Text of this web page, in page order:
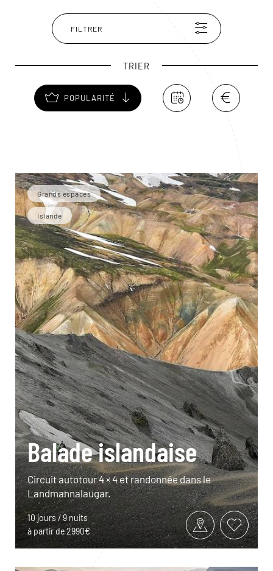
Au centre du massif, une rivière d’eau chaude
(avoisinant les 40 °C) vous attend pour un bain
FILTRER
TRIER
POPULARITÉ
Grands espaces
Islande
Balade islandaise
Circuit autotour 4 × 4 et randonnée dans le
Landmannalaugar.
10 jours / 9 nuits
à partir de 2990€